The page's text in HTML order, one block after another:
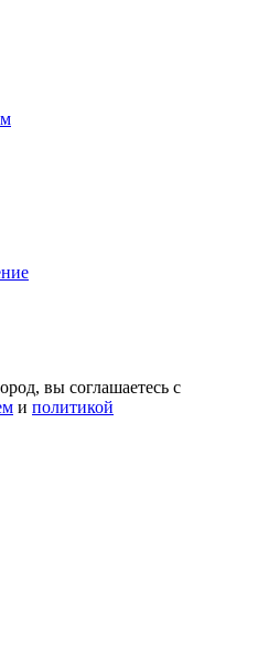
вы соглашаетесь с
и политикой